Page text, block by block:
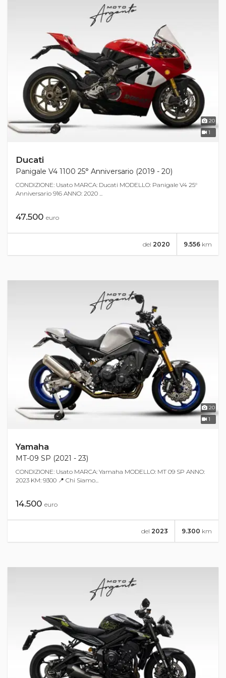
20
1
Ducati
Panigale V4 1100 25° Anniversario (2019 - 20)
CONDIZIONE: Usato MARCA: Ducati MODELLO: Panigale V4 25°
Anniversario 916 ANNO: 2020 ...
47.500 euro
9.556 km
del 2020
20
1
Yamaha
MT-09 SP (2021 - 23)
CONDIZIONE: Usato MARCA: Yamaha MODELLO: MT 09 SP ANNO:
2023 KM: 9300 📍 Chi Siamo...
14.500 euro
9.300 km
del 2023